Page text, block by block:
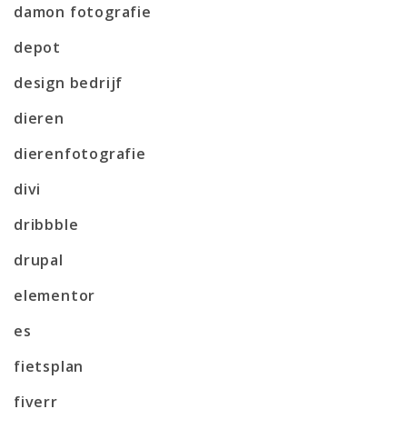
damon fotografie
depot
design bedrijf
dieren
dierenfotografie
divi
dribbble
drupal
elementor
es
fietsplan
fiverr